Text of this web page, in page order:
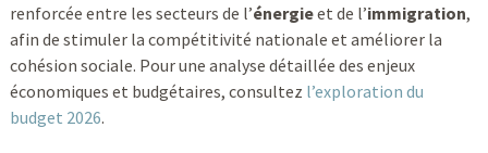
renforcée entre les secteurs de l’énergieet de l’immigration,
afin de stimuler la compétitivité nationale et améliorer la
cohésion sociale. Pour une analyse détaillée des enjeux
économiques et budgétaires, consultez l’exploration du
budget 2026.